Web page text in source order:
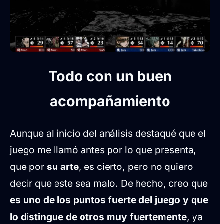
Todo con un buen
acompañamiento
Aunque al inicio del análisis destaqué que el
juego me llamó antes por lo que presenta,
que por su arte, es cierto, pero no quiero
decir que este sea malo. De hecho, creo que
es uno de los puntos fuerte del juego y que
lo distingue de otros muy fuertemente, ya